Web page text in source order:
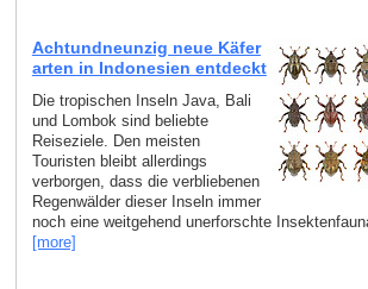
Achtundneunzig neue Käfer
arten in Indonesien entdeckt
Die tropischen Inseln Java, Bali
und Lombok sind beliebte
Reiseziele. Den meisten
Touristen bleibt allerdings
verborgen, dass die verbliebenen
Regenwälder dieser Inseln immer
noch eine weitgehend unerforschte
[more]